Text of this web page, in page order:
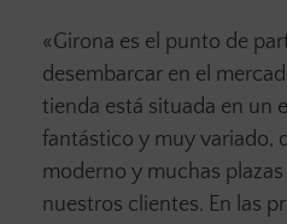
«Girona es el punto de
desembarcar en el
tienda está situada en un
fantástico y muy variado,
moderno y muchas
nuestros clientes. En las